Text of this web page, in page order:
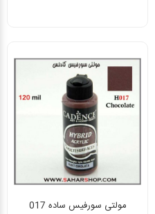
مولتی سورفیس ساده 017